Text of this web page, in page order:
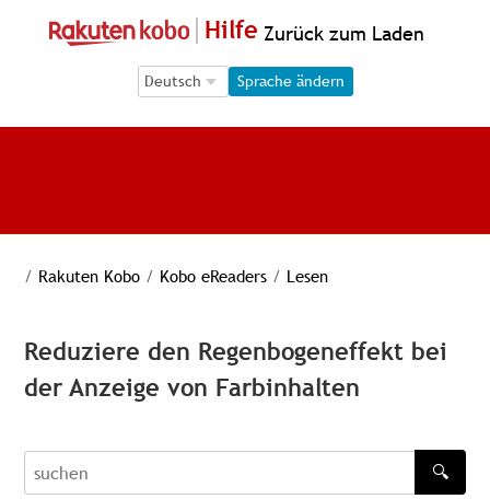
Hilfe Zurück zum Laden
Language Selection
Language Selection
Sprache ändern
/ Rakuten Kobo / Kobo eReaders / Lesen
Reduziere den Regenbogeneffekt bei
der Anzeige von Farbinhalten
recherche
🔍